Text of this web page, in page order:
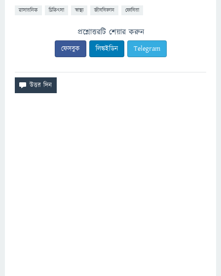
রাসায়নিক চিকিৎসা স্বাস্থ্য জীববিজ্ঞান ফোবিয়া
প্রশ্নোত্তরটি শেয়ার করুন
ফেসবুক লিঙ্কইডিন Telegram